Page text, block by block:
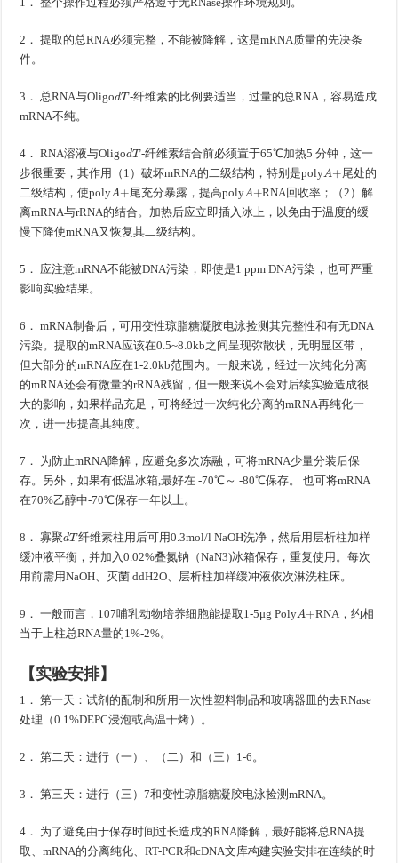
2． 提取的总RNA必须完整，不能被降解，这是mRNA质量的先决条
件。
3． 总RNA与Oligo dT-纤维素的比例要适当，过量的总RNA，容易造成
mRNA不纯。
4． RNA溶液与Oligo dT-纤维素结合前必须置于65℃加热5 分钟，这一
步很重要，其作用（1）破坏mRNA的二级结构，特别是poly A + 尾处的
二级结构，使poly A + 尾充分暴露，提高poly A + RNA回收率；（2）解
离mRNA与rRNA的结合。加热后应立即插入冰上，以免由于温度的缓
慢下降使mRNA又恢复其二级结构。
5． 应注意mRNA不能被DNA污染，即使是1 ppm DNA污染，也可严重
影响实验结果。
6． mRNA制备后，可用变性琼脂糖凝胶电泳捡测其完整性和有无DNA
污染。提取的mRNA应该在0.5~8.0kb之间呈现弥散状，无明显区带，
但大部分的mRNA应在1-2.0kb范围内。一般来说，经过一次纯化分离
的mRNA还会有微量的rRNA残留，但一般来说不会对后续实验造成很
大的影响，如果样品充足，可将经过一次纯化分离的mRNA再纯化一
次，进一步提高其纯度。
7． 为防止mRNA降解，应避免多次冻融，可将mRNA少量分装后保
存。另外，如果有低温冰箱,最好在 -70℃～ -80℃保存。 也可将mRNA
在70%乙醇中-70℃保存一年以上。
8． 寡聚 dT纤维素柱用后可用0.3mol/l NaOH洗净，然后用层析柱加样
缓冲液平衡，并加入0.02%叠氮钠（NaN3)冰箱保存，重复使用。每次
用前需用NaOH、灭菌 ddH2O、层析柱加样缓冲液依次淋洗柱床。
9． 一般而言，107哺乳动物培养细胞能提取1-5μg Poly A + RNA，约相
当于上柱总RNA量的1%-2%。
【实验安排】
1． 第一天：试剂的配制和所用一次性塑料制品和玻璃器皿的去RNase
处理（0.1%DEPC浸泡或高温干烤）。
2． 第二天：进行（一）、（二）和（三）1-6。
3． 第三天：进行（三）7和变性琼脂糖凝胶电泳捡测mRNA。
4． 为了避免由于保存时间过长造成的RNA降解，最好能将总RNA提
取、mRNA的分离纯化、RT-PCR和cDNA文库构建实验安排在连续的时